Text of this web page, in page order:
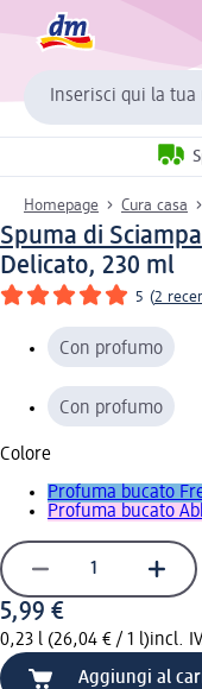
Inserisci qui la tua
Homepage Cura casa
Spuma di
Delicato, 230 ml
5 (2
Con profumo
Con profumo
Colore
Profuma bucato
Profuma bucato
5,99 €
0,23 l (26,04 € / 1 l)incl.
Aggiungi al